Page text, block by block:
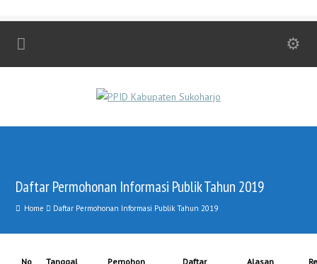
Daftar Permohonan Informasi Publik Tahun 2019
Home Daftar Permohonan Informasi Publik Tahun 2019
No
Tanggal
Pemohon
Daftar
Alasan